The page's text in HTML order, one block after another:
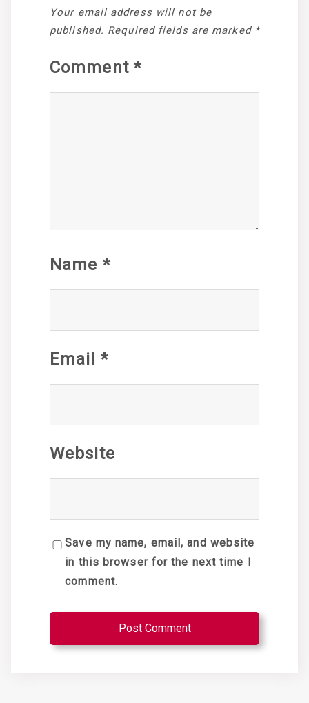
Your email address will not be
published. Required fields are marked *
Comment *
Name *
Email *
Website
Save my name, email, and website
in this browser for the next time I
comment.